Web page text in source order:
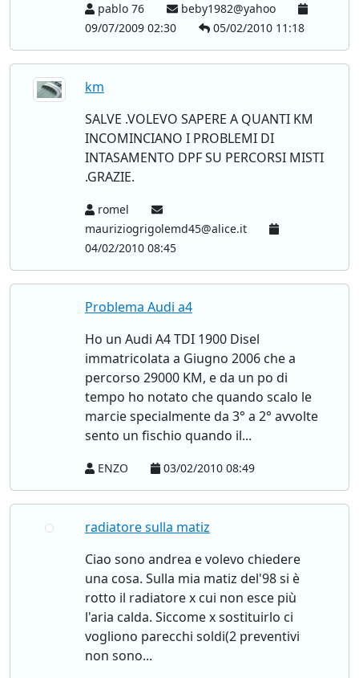
pablo 76
beby1982@yahoo
09/07/2009 02:30
05/02/2010 11:18
km
SALVE .VOLEVO SAPERE A QUANTI KM
INCOMINCIANO I PROBLEMI DI
INTASAMENTO DPF SU PERCORSI MISTI
.GRAZIE.
romel
mauriziogrigolemd45@alice.it
04/02/2010 08:45
Problema Audi a4
Ho un Audi A4 TDI 1900 Disel
immatricolata a Giugno 2006 che a
percorso 29000 KM, e da un po di
tempo ho notato che quando scalo le
marcie specialmente da 3° a 2° avvolte
sento un fischio quando il...
ENZO 03/02/2010 08:49
radiatore sulla matiz
Ciao sono andrea e volevo chiedere
una cosa. Sulla mia matiz del'98 si è
rotto il radiatore x cui non esce più
l'aria calda. Siccome x sostituirlo ci
vogliono parecchi soldi(2 preventivi
non sono...